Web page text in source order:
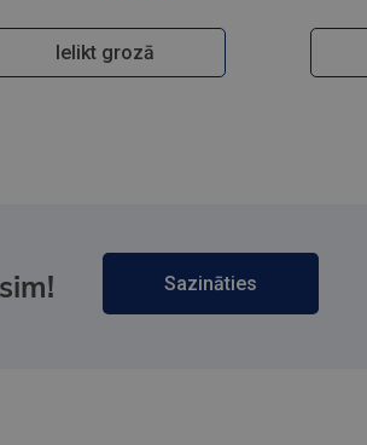
Ielikt grozā
Sazināties